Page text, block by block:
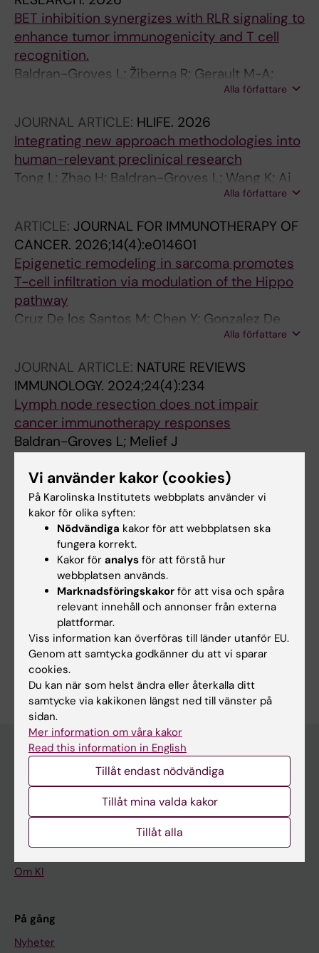
BET inhibition synergizes with RLR signaling to
enhance tumor immunogenicity and T cell
recognition.
Baldran-Groves L; Žiberna R; Gerault M-A;
Cruz De Los Santos M; Kiessling A; Pasca S;
Wickström S; Kiessling R; Melief J
Alla författare
JOURNAL ARTICLE: HLIFE. 2026
Integrating new approach methodologies into
human-relevant preclinical research
Tong L; Zhao H; Baldran-Groves L; Wang K; Ai
X; Liang Q; Luo W; Wang B; Fan Y; Liu H; Si L
Alla författare
ARTICLE: JOURNAL FOR IMMUNOTHERAPY OF
CANCER. 2026;14(4):e014601
Epigenetic remodeling in sarcoma promotes
T-cell infiltration via modulation of the Hippo
pathway
Cruz De los Santos M; Chen Y; Gonzalez De
Zarate A; Sorteberg A; Zhao H; Vazquez-
A; Baldran-Groves L; Neo SY; Wickstrom SL;
Melief J; Holmgren L; Herold N; Haglund de
Flon F; Lundqvist A
Alla författare
JOURNAL ARTICLE: NATURE REVIEWS
IMMUNOLOGY. 2024;24(4):234
Lymph node resection does not impair
cancer immunotherapy responses
Baldran-Groves L; Melief J
Alla övriga publikationer
EDITORIAL:NATURE REVIEWS IMMUNOLOGY.
2023;23(6):345
Pancreatitis points to key role of dendritic
cells in pancreatic cancer
Baldran-Groves L; Melief J
Är du Lucas Oscar Baldran-Groves?
Redigera din profil
Forskning
Om KI
På gång
Nyheter
Vi använder kakor (cookies)
På Karolinska Institutets webbplats använder vi
kakor för olika syften:
Nödvändiga kakor för att webbplatsen ska
fungera korrekt.
Kakor för analys för att förstå hur
webbplatsen används.
Marknadsföringskakor för att visa och spåra
relevant innehåll och annonser från externa
plattformar.
Viss information kan överföras till länder utanför EU.
Genom att samtycka godkänner du att vi sparar
cookies.
Du kan när som helst ändra eller återkalla ditt
samtycke via kakikonen längst ned till vänster på
sidan.
Mer information om våra kakor
Read this information in English
Tillåt endast nödvändiga
Tillåt mina valda kakor
Tillåt alla